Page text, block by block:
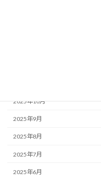
2025年10月
2025年9月
2025年8月
2025年7月
2025年6月